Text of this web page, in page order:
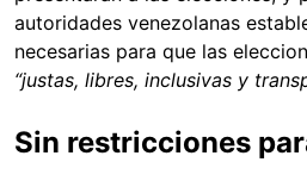
autoridades venezolanas
necesarias para que las
“justas, libres, inclusivas y
Sin restricciones